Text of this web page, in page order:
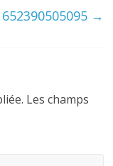
→
Les champs